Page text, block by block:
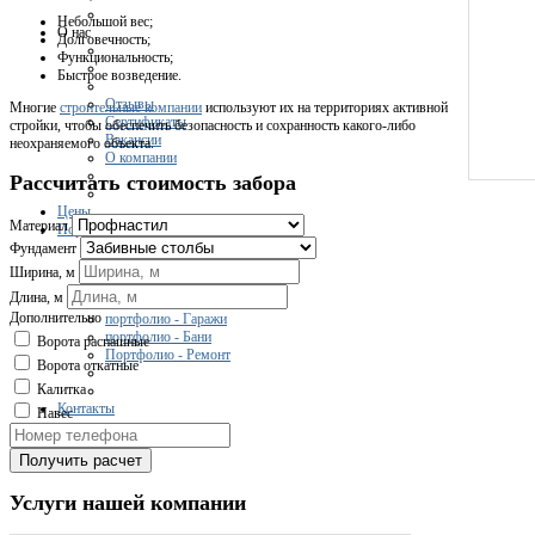
О нас
Отзывы
Сертификаты
Вакансии
О компании
Цены
Портфолио
портфолио - Дома
портфолио - Гаражи
портфолио - Бани
Портфолио - Ремонт
Контакты
Небольшой вес;
Долговечность;
Функциональность;
Быстрое возведение.
Многие строительные компании используют их на территориях активной
стройки, чтобы обеспечить безопасность и сохранность какого-либо
неохраняемого объекта.
Рассчитать стоимость забора
Материал
Фундамент
Ширина, м
Длина, м
Дополнительно
Ворота распашные
Ворота откатные
Калитка
Навес
Получить расчет
Услуги нашей компании